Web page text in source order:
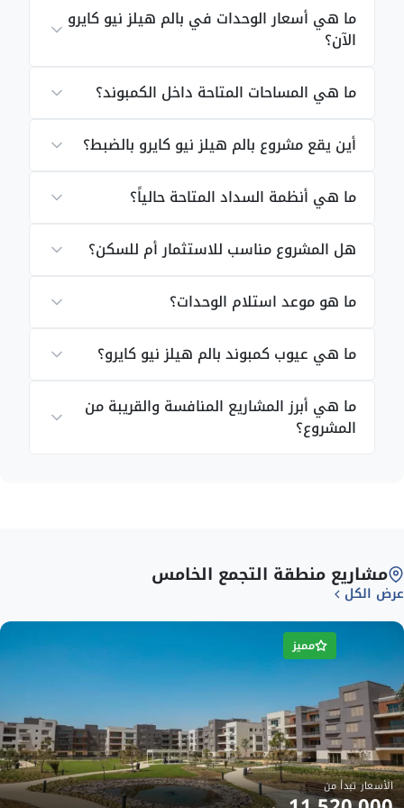
مساحة الوحدات بكمبوند Palm Hills
New Cairo
ومنها ما هو صغير المساحة ومنها الكبير، ويستطيع
العملاء اختيار المناسب لهم من بينها، وهي:
الفلل المستقلة تتراوح ما بين 300 – 460 متر2.
أسعار كمبوند بالم هيلز نيو
كايرو
الباحثين عن الرفاهية، حيث تم طرح الوحدات بأسعار
كالتالي:
مساحة 115 متر²: تبدأ من 13,146,000 جنيه مصري.
مساحة 116 متر²: تبدأ من 13,501,000 جنيه مصري.
مساحة 158 متر²: تبدأ من 13,592,000 جنيه مصري.
2. أسعار الشقق السكنية (ملحقة بحديقة خاصة)
مساحة 70 متر²: تبدأ من 9,427,000 جنيه مصري.
مساحة 72 متر²: تبدأ من 9,903,000 جنيه مصري.
ما هي أسعار الوحدات في بالم هيلز نيو كايرو
الآن؟
ما هي المساحات المتاحة داخل الكمبوند؟
أين يقع مشروع بالم هيلز نيو كايرو بالضبط؟
ما هي أنظمة السداد المتاحة حالياً؟
هل المشروع مناسب للاستثمار أم للسكن؟
ما هو موعد استلام الوحدات؟
ما هي عيوب كمبوند بالم هيلز نيو كايرو؟
ما هي أبرز المشاريع المنافسة والقريبة من
المشروع؟
مشاريع منطقة التجمع الخامس
عرض الكل
مميز
الأسعار تبدأ من